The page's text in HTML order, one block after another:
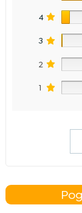
4
3
2
1